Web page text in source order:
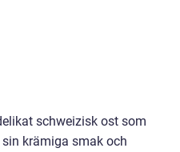
schweizisk ost som
krämiga smak och